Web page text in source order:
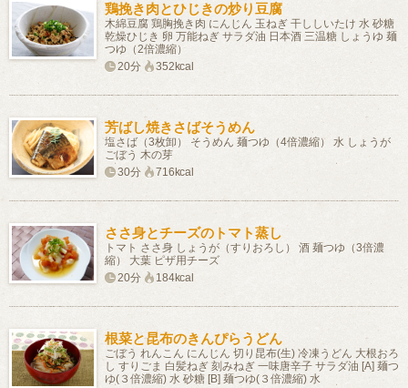
鶏挽き肉とひじきの炒り豆腐
木綿豆腐 鶏胸挽き肉 にんじん 玉ねぎ 干ししいたけ 水 砂糖
乾燥ひじき 卵 万能ねぎ サラダ油 日本酒 三温糖 しょうゆ 麺
つゆ（2倍濃縮）
20分
352kcal
芳ばし焼きさばそうめん
塩さば（3枚卸） そうめん 麺つゆ（4倍濃縮） 水 しょうが
ごぼう 木の芽
30分
716kcal
ささ身とチーズのトマト蒸し
トマト ささ身 しょうが（すりおろし） 酒 麺つゆ（3倍濃
縮） 大葉 ピザ用チーズ
20分
184kcal
根菜と昆布のきんぴらうどん
ごぼう れんこん にんじん 切り昆布(生) 冷凍うどん 大根おろ
し すりごま 白髪ねぎ 刻みねぎ 一味唐辛子 サラダ油 [A] 麺つ
ゆ(３倍濃縮) 水 砂糖 [B] 麺つゆ(３倍濃縮) 水